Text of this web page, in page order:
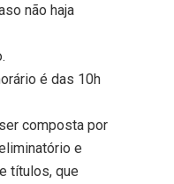
não haja
é das 10h
composta por
e
títulos, que